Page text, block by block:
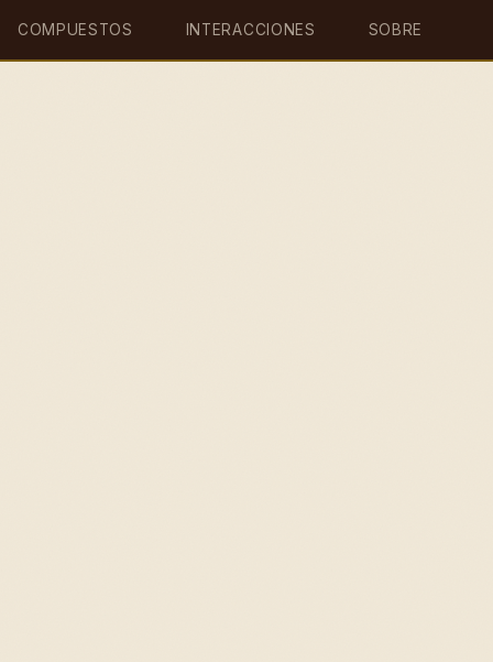
COMPUESTOS INTERACCIONES SOBRE